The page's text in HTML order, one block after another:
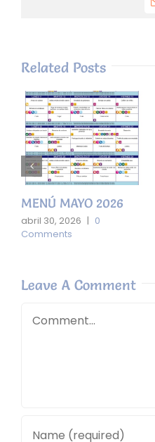
Related Posts
MENÚ MAYO 2026
abril 30, 2026 | 0
Comments
Leave A Comment